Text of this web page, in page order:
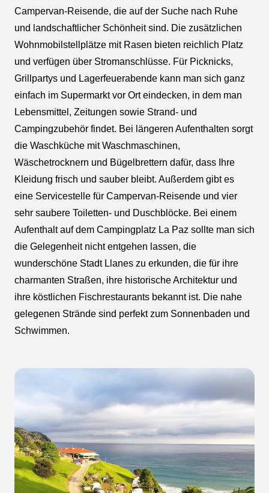
Campervan-Reisende, die auf der Suche nach Ruhe
und landschaftlicher Schönheit sind. Die zusätzlichen
Wohnmobilstellplätze mit Rasen bieten reichlich Platz
und verfügen über Stromanschlüsse. Für Picknicks,
Grillpartys und Lagerfeuerabende kann man sich ganz
einfach im Supermarkt vor Ort eindecken, in dem man
Lebensmittel, Zeitungen sowie Strand- und
Campingzubehör findet. Bei längeren Aufenthalten sorgt
die Waschküche mit Waschmaschinen,
Wäschetrocknern und Bügelbrettern dafür, dass Ihre
Kleidung frisch und sauber bleibt. Außerdem gibt es
eine Servicestelle für Campervan-Reisende und vier
sehr saubere Toiletten- und Duschblöcke. Bei einem
Aufenthalt auf dem Campingplatz La Paz sollte man sich
die Gelegenheit nicht entgehen lassen, die
wunderschöne Stadt Llanes zu erkunden, die für ihre
charmanten Straßen, ihre historische Architektur und
ihre köstlichen Fischrestaurants bekannt ist. Die nahe
gelegenen Strände sind perfekt zum Sonnenbaden und
Schwimmen.